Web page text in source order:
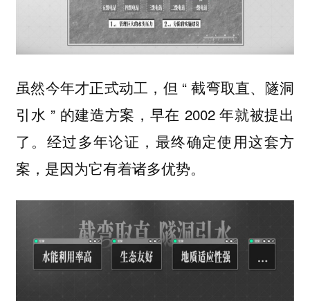
虽然今年才正式动工，但 “ 截弯取直、隧洞
引水 ” 的建造方案，早在 2002 年就被提出
了。经过多年论证，最终确定使用这套方
案，是因为它有着诸多优势。